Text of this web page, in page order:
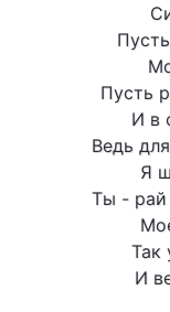
Пусть
И в
Ведь
Я
Ты -
Так
И